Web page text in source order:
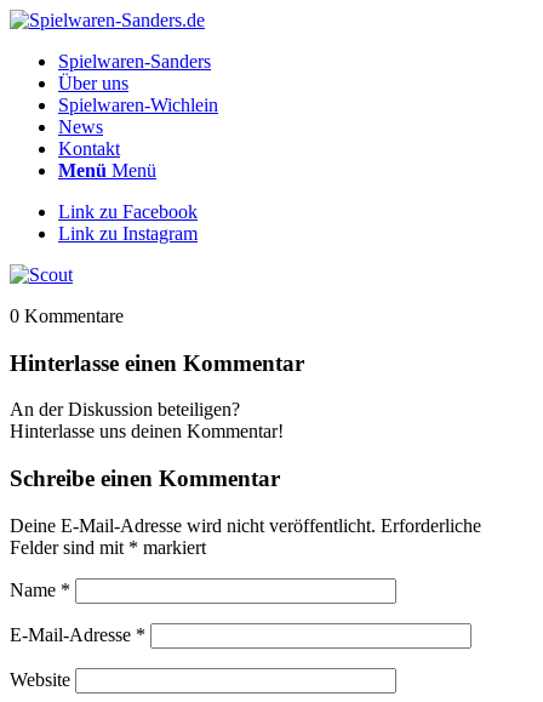
Spielwaren-Sanders
Über uns
Spielwaren-Wichlein
News
Kontakt
Menü Menü
Link zu Facebook
Link zu Instagram
0 Kommentare
Hinterlasse einen Kommentar
An der Diskussion beteiligen?
Hinterlasse uns deinen Kommentar!
Schreibe einen Kommentar
Deine E-Mail-Adresse wird nicht veröffentlicht. Erforderliche
Felder sind mit * markiert
Name *
E-Mail-Adresse *
Website